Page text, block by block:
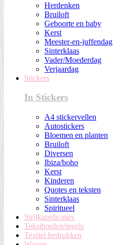
Herdenken
Bruiloft
Geboorte en baby
Kerst
Meester-en-juffendag
Sinterklaas
Vader/Moederdag
Verjaardag
Stickers
In Stickers
A4 stickervellen
Autostickers
Bloemen en planten
Bruiloft
Diversen
Ibiza/boho
Kerst
Kinderen
Quotes en teksten
Sinterklaas
Spiritueel
Strijkapplicaties
Tekstborden/tegels
Textiel bedrukken